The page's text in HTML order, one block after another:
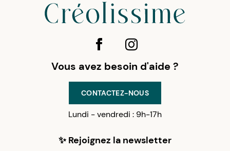
Vous avez besoin d'aide ?
CONTACTEZ-NOUS
Lundi - vendredi : 9h-17h
✨ Rejoignez la newsletter